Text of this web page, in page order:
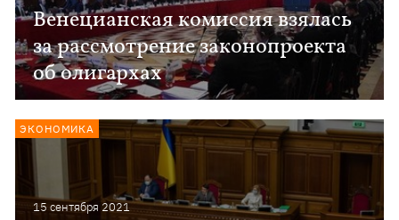
Венецианская комиссия взялась
за рассмотрение законопроекта
об олигархах
15 сентября 2021
ЭКОНОМИКА